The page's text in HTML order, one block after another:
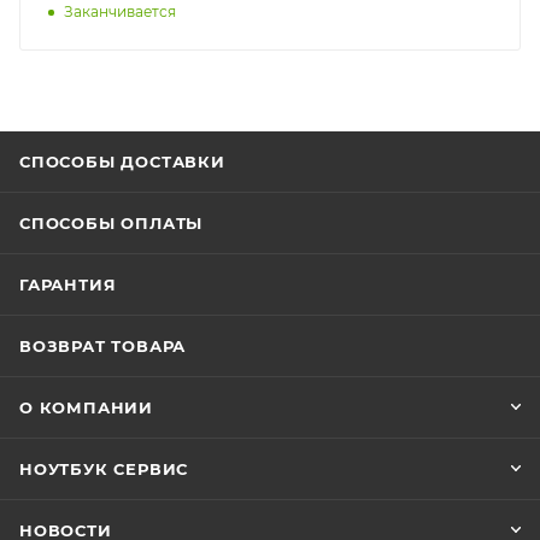
Заканчивается
СПОСОБЫ ДОСТАВКИ
СПОСОБЫ ОПЛАТЫ
ГАРАНТИЯ
ВОЗВРАТ ТОВАРА
О КОМПАНИИ
НОУТБУК СЕРВИС
НОВОСТИ